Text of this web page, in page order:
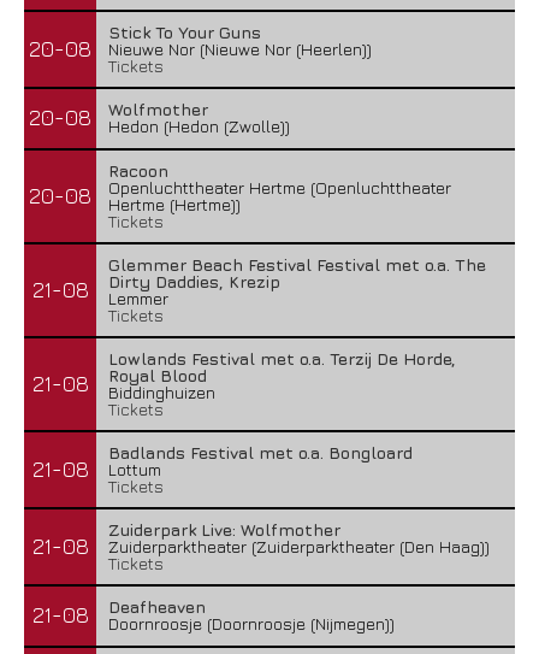
20-08
Stick To Your Guns
Nieuwe Nor (Nieuwe Nor (Heerlen))
Tickets
20-08
Wolfmother
Hedon (Hedon (Zwolle))
20-08
Racoon
Openluchttheater Hertme (Openluchttheater
Hertme (Hertme))
Tickets
21-08
Glemmer Beach Festival Festival met o.a. The
Dirty Daddies, Krezip
Lemmer
Tickets
21-08
Lowlands Festival met o.a. Terzij De Horde,
Royal Blood
Biddinghuizen
Tickets
21-08
Badlands Festival met o.a. Bongloard
Lottum
Tickets
21-08
Zuiderpark Live: Wolfmother
Zuiderparktheater (Zuiderparktheater (Den Haag))
Tickets
21-08
Deafheaven
Doornroosje (Doornroosje (Nijmegen))